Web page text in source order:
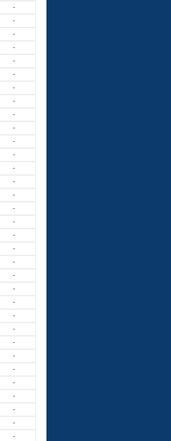
-
-
-
-
-
-
-
-
-
-
-
-
-
-
-
-
-
-
-
-
-
-
-
-
-
-
-
-
-
-
-
-
-